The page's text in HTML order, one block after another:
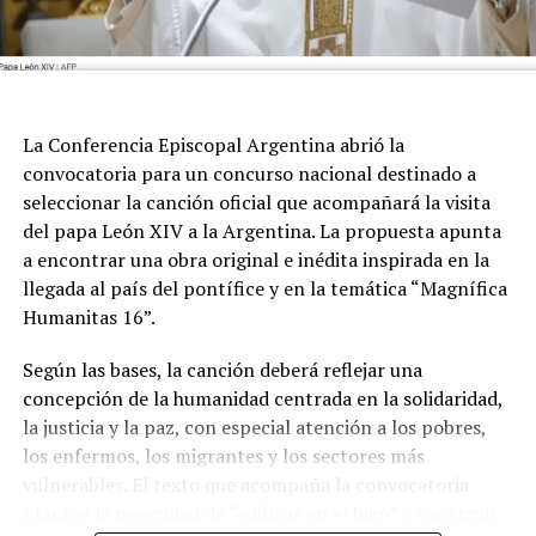
La Conferencia Episcopal Argentina abrió la
convocatoria para un concurso nacional destinado a
seleccionar la canción oficial que acompañará la visita
del papa León XIV a la Argentina. La propuesta apunta
a encontrar una obra original e inédita inspirada en la
llegada al país del pontífice y en la temática “Magnífica
Humanitas 16”.
Según las bases, la canción deberá reflejar una
concepción de la humanidad centrada en la solidaridad,
la justicia y la paz, con especial atención a los pobres,
los enfermos, los migrantes y los sectores más